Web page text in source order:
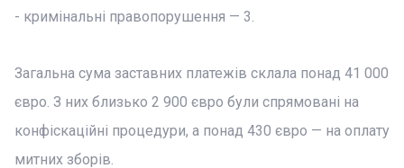
- кримінальні правопорушення — 3.
Загальна сума заставних платежів склала понад 41 000
євро. З них близько 2 900 євро були спрямовані на
конфіскаційні процедури, а понад 430 євро — на оплату
митних зборів.